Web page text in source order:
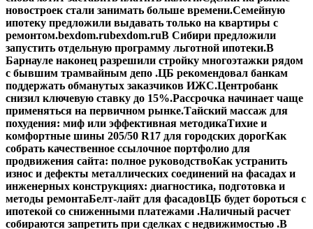
новостроек стали занимать больше времени.Семейную
ипотеку предложили выдавать только на квартиры с
ремонтом.bexdom.rubexdom.ruВ Сибири предложили
запустить отдельную программу льготной ипотеки.В
Барнауле наконец разрешили стройку многоэтажки рядом
с бывшим трамвайным депо .ЦБ рекомендовал банкам
поддержать обманутых заказчиков ИЖС.Центробанк
снизил ключевую ставку до 15%.Рассрочка начинает чаще
применяться на первичном рынке.Тайский массаж для
похудения: миф или эффективная методикаТихие и
комфортные шины 205/50 R17 для городских дорогКак
собрать качественное ссылочное портфолио для
продвижения сайта: полное руководствоКак устранить
износ и дефекты металлических соединений на фасадах и
инженерных конструкциях: диагностика, подготовка и
методы ремонтаБелт-лайт для фасадовЦБ будет бороться с
ипотекой со сниженными платежами .Наличный расчет
собираются запретить при сделках с недвижимостью .В